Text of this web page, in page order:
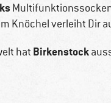
Knöchel verleiht Dir
hat Birkenstock